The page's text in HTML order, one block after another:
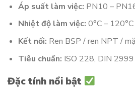
Áp suất làm việc: PN10 –
Nhiệt độ làm việc: 0°C – 120°C
Kết nối: Ren BSP / ren NPT /
Tiêu chuẩn: ISO 228, DIN 2999
Đặc tính nổi bật